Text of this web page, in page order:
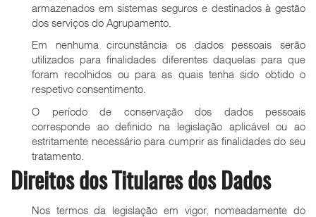
armazenados em sistemas seguros e destinados à gestão
dos serviços do Agrupamento.
Em nenhuma circunstância os dados pessoais serão
utilizados para finalidades diferentes daquelas para que
foram recolhidos ou para as quais tenha sido obtido o
respetivo consentimento.
O período de conservação dos dados pessoais
corresponde ao definido na legislação aplicável ou ao
estritamente necessário para cumprir as finalidades do seu
tratamento.
Direitos dos Titulares dos Dados
Nos termos da legislação em vigor, nomeadamente do